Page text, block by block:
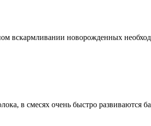
вскармливании новорожденных
в смесях очень быстро развиваются